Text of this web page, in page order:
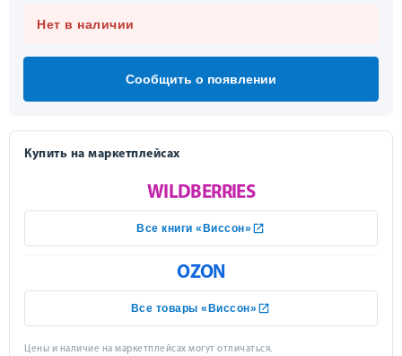
Нет в наличии
Сообщить о появлении
Купить на маркетплейсах
WILDBERRIES
Все книги «Виссон»
OZON
Все товары «Виссон»
Цены и наличие на маркетплейсах могут отличаться.